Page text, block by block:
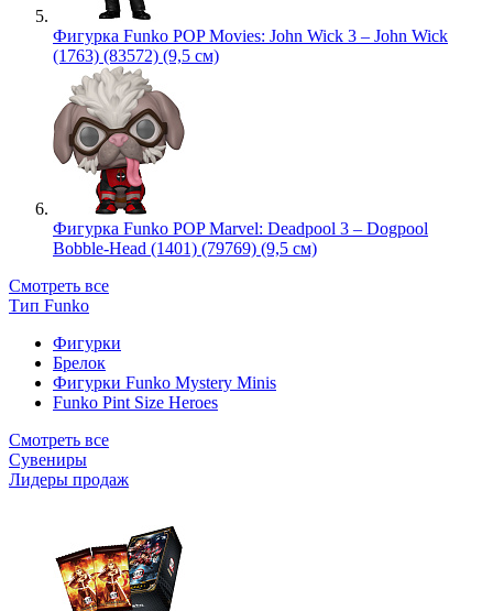
Фигурка Funko POP Movies: John Wick 3 – John Wick
(1763) (83572) (9,5 см)
Фигурка Funko POP Marvel: Deadpool 3 – Dogpool
Bobble-Head (1401) (79769) (9,5 см)
Смотреть все
Тип Funko
Фигурки
Брелок
Фигурки Funko Mystery Minis
Funko Pint Size Heroes
Смотреть все
Сувениры
Лидеры продаж